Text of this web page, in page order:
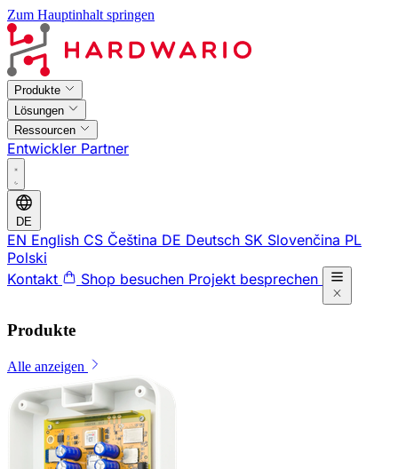
Zum Hauptinhalt springen
Produkte
Lösungen
Ressourcen
Entwickler Partner
DE
EN English CS Čeština DE Deutsch SK Slovenčina PL
Polski
Kontakt
Shop besuchen Projekt besprechen
Produkte
Alle anzeigen